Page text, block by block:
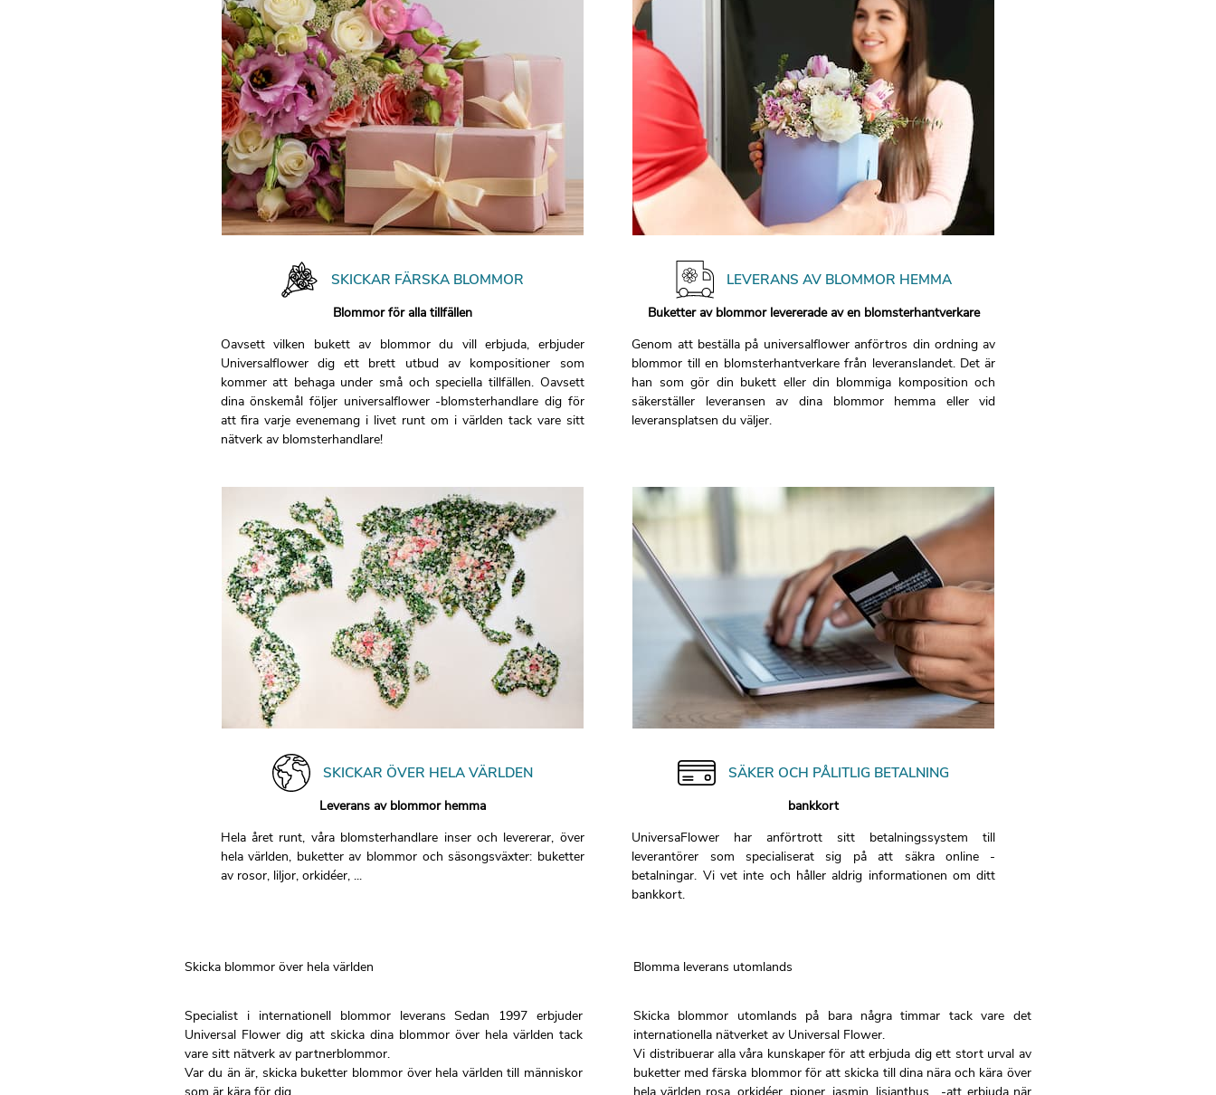
SKICKAR FÄRSKA BLOMMOR
Blommor för alla tillfällen
Oavsett vilken bukett av blommor du vill erbjuda, erbjuder
Universalflower dig ett brett utbud av kompositioner som
kommer att behaga under små och speciella tillfällen. Oavsett
dina önskemål följer universalflower -blomsterhandlare dig för
att fira varje evenemang i livet runt om i världen tack vare sitt
nätverk av blomsterhandlare!
LEVERANS AV BLOMMOR HEMMA
Buketter av blommor levererade av en blomsterhantverkare
Genom att beställa på universalflower anförtros din ordning av
blommor till en blomsterhantverkare från leveranslandet. Det är
han som gör din bukett eller din blommiga komposition och
säkerställer leveransen av dina blommor hemma eller vid
leveransplatsen du väljer.
SKICKAR ÖVER HELA VÄRLDEN
Leverans av blommor hemma
Hela året runt, våra blomsterhandlare inser och levererar, över
hela världen, buketter av blommor och säsongsväxter: buketter
av rosor, liljor, orkidéer, ...
SÄKER OCH PÅLITLIG BETALNING
bankkort
UniversaFlower har anförtrott sitt betalningssystem till
leverantörer som specialiserat sig på att säkra online -
betalningar. Vi vet inte och håller aldrig informationen om ditt
bankkort.
Skicka blommor över hela världen
Specialist i internationell blommor leverans Sedan 1997 erbjuder
Universal Flower dig att skicka dina blommor över hela världen tack
vare sitt nätverk av partnerblommor.
Var du än är, skicka buketter blommor över hela världen till människor
Blomma leverans utomlands
Skicka blommor utomlands på bara några timmar tack vare det
internationella nätverket av Universal Flower.
Vi distribuerar alla våra kunskaper för att erbjuda dig ett stort urval av
buketter med färska blommor för att skicka till dina nära och kära över